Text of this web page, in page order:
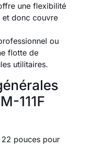
une flexibilité
et donc couvre
ou
flotte de
utilitaires.
111F
pouces pour